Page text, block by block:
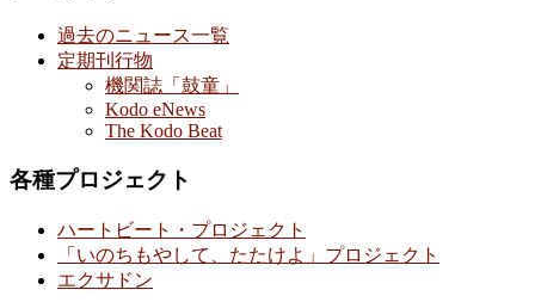
過去のニュース一覧
定期刊行物
機関誌「鼓童」
Kodo eNews
The Kodo Beat
各種プロジェクト
ハートビート・プロジェクト
「いのちもやして、たたけよ」プロジェクト
エクサドン